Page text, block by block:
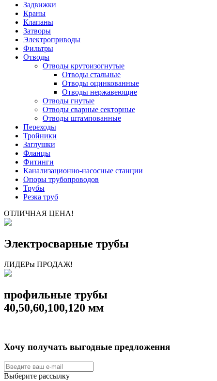
Задвижки
Краны
Клапаны
Затворы
Электроприводы
Фильтры
Отводы
Отводы крутоизогнутые
Отводы стальные
Отводы оцинкованные
Отводы нержавеющие
Отводы гнутые
Отводы сварные секторные
Отводы штампованные
Переходы
Тройники
Заглушки
Фланцы
Фитинги
Канализационно-насосные станции
Опоры трубопроводов
Трубы
Резка труб
ОТЛИЧНАЯ ЦЕНА!
Электросварные трубы
ЛИДЕРы ПРОДАЖ!
профильные трубы
40,50,60,100,120 мм
Хочу получать выгодные предложения
Выберите рассылку